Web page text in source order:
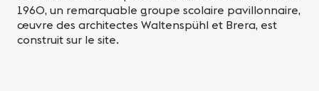
1960, un remarquable groupe scolaire pavillonnaire,
œuvre des architectes Waltenspühl et Brera, est
construit sur le site.